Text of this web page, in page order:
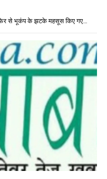
से भूकंप के झटके महसूस किए गए…